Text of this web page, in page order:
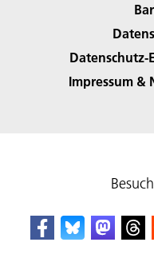
Datenschutz-
Impressum &